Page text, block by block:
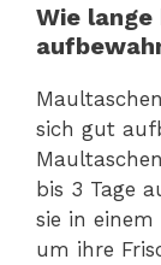
Wie
sich gut
bis 3 Tage
sie in
um ihre